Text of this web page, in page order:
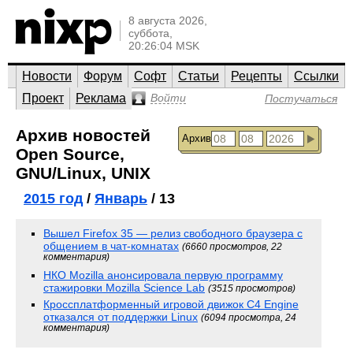
8 августа 2026,
суббота,
20:26:04 MSK
Новости Форум Софт Статьи Рецепты
Ссылки
Проект
Реклама Войти Постучаться
Архив
Архив новостей
Open Source,
GNU/Linux, UNIX
2015 год/ Январь / 13
Вышел Firefox 35 — релиз свободного браузера с
общением в чат-комнатах (6660 просмотров, 22
комментария)
НКО Mozilla анонсировала первую программу
стажировки Mozilla Science Lab (3515 просмотров)
Кроссплатформенный игровой движок C4 Engine
отказался от поддержки Linux (6094 просмотра, 24
комментария)